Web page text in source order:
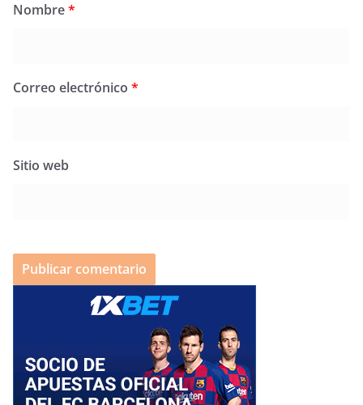
Nombre*
Correo electrónico *
Sitio web